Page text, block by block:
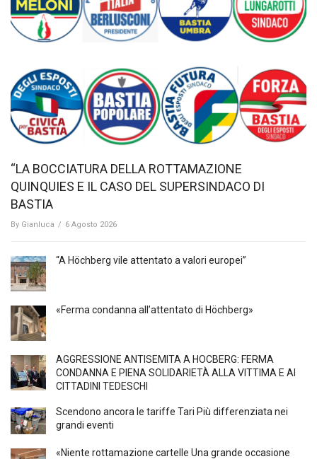
“LA BOCCIATURA DELLA ROTTAMAZIONE
QUINQUIES E IL CASO DEL SUPERSINDACO DI
BASTIA
By Gianluca / 6 Agosto 2026
“A Höchberg vile attentato a valori europei”
«Ferma condanna all’attentato di Höchberg»
AGGRESSIONE ANTISEMITA A HÖCBERG: FERMA
CONDANNA E PIENA SOLIDARIETÀ ALLA VITTIMA E AI
CITTADINI TEDESCHI
Scendono ancora le tariffe Tari Più differenziata nei
grandi eventi
«Niente rottamazione cartelle Una grande occasione